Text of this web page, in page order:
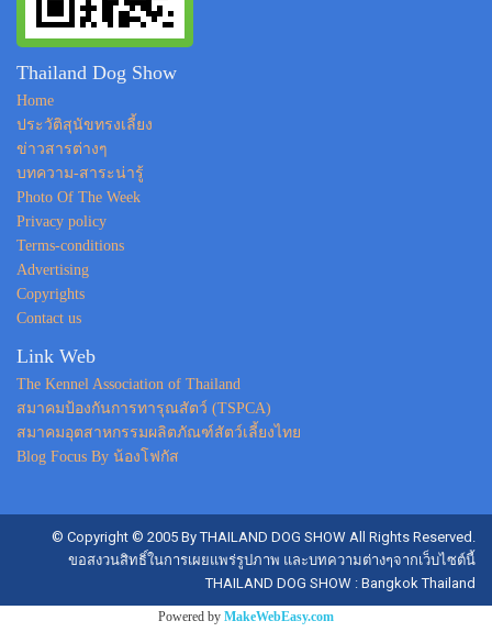
Thailand Dog Show
Home
ประวัติสุนัขทรงเลี้ยง
ข่าวสารต่างๆ
บทความ-สาระน่ารู้
Photo Of The Week
Privacy policy
Terms-conditions
Advertising
Copyrights
Contact us
Link Web
The Kennel Association of Thailand
สมาคมป้องกันการทารุณสัตว์ (TSPCA)
สมาคมอุตสาหกรรมผลิตภัณฑ์สัตว์เลี้ยงไทย
Blog Focus By น้องโฟกัส
© Copyright © 2005 By THAILAND DOG SHOW All Rights Reserved.
ขอสงวนสิทธิ์ในการเผยแพร่รูปภาพ และบทความต่างๆจากเว็บไซต์นี้
THAILAND DOG SHOW : Bangkok Thailand
Powered by MakeWebEasy.com